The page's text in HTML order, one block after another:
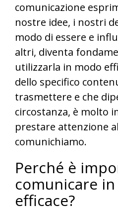
comunicazione
nostre idee, i nostri
modo di essere e
altri, diventa
utilizzarla in modo
dello specifico
trasmettere e che
circostanza, è molto
prestare attenzione al
comunichiamo.
Perché è
comunicare
efficace?